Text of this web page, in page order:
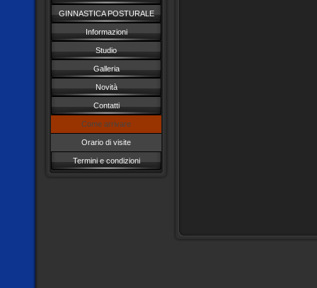
GINNASTICA POSTURALE
Informazioni
Studio
Galleria
Novità
Contatti
Come arrivare
Orario di visite
Termini e condizioni